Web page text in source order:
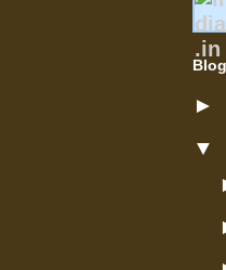
►
▼